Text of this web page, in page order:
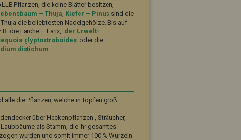
Pflanzen, die keine Blätter besitzen,
– Thuja, Kiefer – Pinus sind die
die beliebtesten Nadelgehölze. Bis auf
die Lärche – Larix, der Urwelt-
glyptostroboides oder die
distichum
alle die Pflanzen, welche in Töpfen groß
über Heckenpflanzen , Sträucher,
als Stamm, die ihr gesamtes
wurden und somit immer 100 % Wurzeln